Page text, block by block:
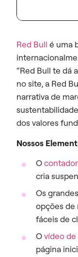
Red Bull é uma
“Red Bull te dá
no site, a Red
narrativa de
dos valores
Nossos
O
cria
Os
opções de
fáceis de
Ovídeo
página